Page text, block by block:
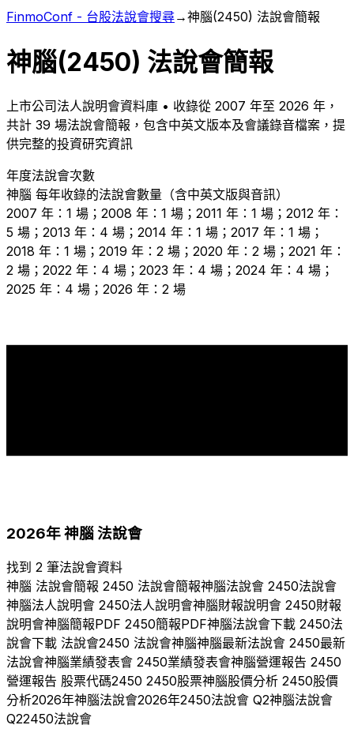
FinmoConf - 台股法說會搜尋→神腦(2450) 法說會簡報
神腦(2450) 法說會簡報
上市公司法人說明會資料庫 • 收錄從 2007 年至 2026 年，
共計 39 場法說會簡報，包含中英文版本及會議錄音檔案，提
供完整的投資研究資訊
年度法說會次數
神腦 每年收錄的法說會數量（含中英文版與音訊）
2007 年：1 場；2008 年：1 場；2011 年：1 場；2012 年：
5 場；2013 年：4 場；2014 年：1 場；2017 年：1 場；
2018 年：1 場；2019 年：2 場；2020 年：2 場；2021 年：
2 場；2022 年：4 場；2023 年：4 場；2024 年：4 場；
2025 年：4 場；2026 年：2 場
2026年神腦法說會
找到 2 筆法說會資料
神腦 法說會簡報 2450 法說會簡報神腦法說會 2450法說會
神腦法人說明會 2450法人說明會神腦財報說明會 2450財報
說明會神腦簡報PDF 2450簡報PDF神腦法說會下載 2450法
說會下載 法說會2450 法說會神腦神腦最新法說會 2450最新
法說會神腦業績發表會 2450業績發表會神腦營運報告 2450
營運報告 股票代碼2450 2450股票神腦股價分析 2450股價
分析2026年神腦法說會2026年2450法說會 Q2神腦法說會
Q22450法說會